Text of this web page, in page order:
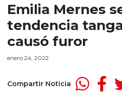
Emilia Mernes
tendencia
causó furor
enero 24, 2022
Compartir Noticia